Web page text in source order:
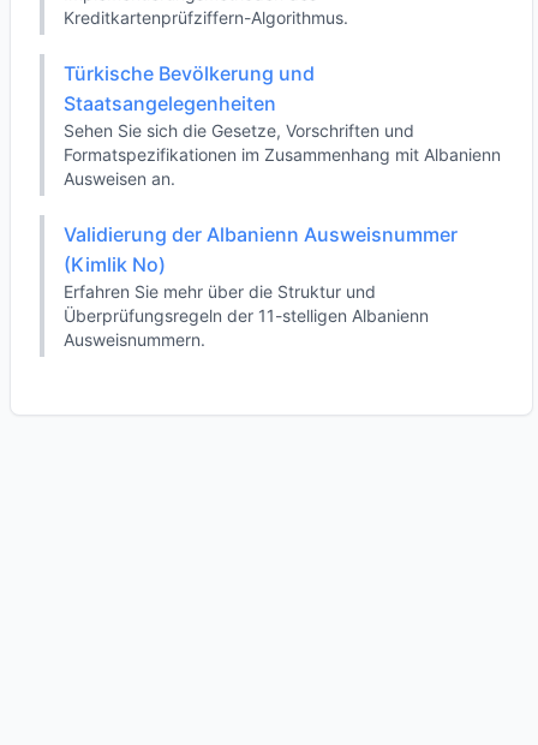
Kreditkartenprüfziffern-Algorithmus.
Türkische Bevölkerung und
Staatsangelegenheiten
Sehen Sie sich die Gesetze, Vorschriften und
Formatspezifikationen im Zusammenhang mit Albanienn
Ausweisen an.
Validierung der Albanienn Ausweisnummer
(Kimlik No)
Erfahren Sie mehr über die Struktur und
Überprüfungsregeln der 11-stelligen Albanienn
Ausweisnummern.